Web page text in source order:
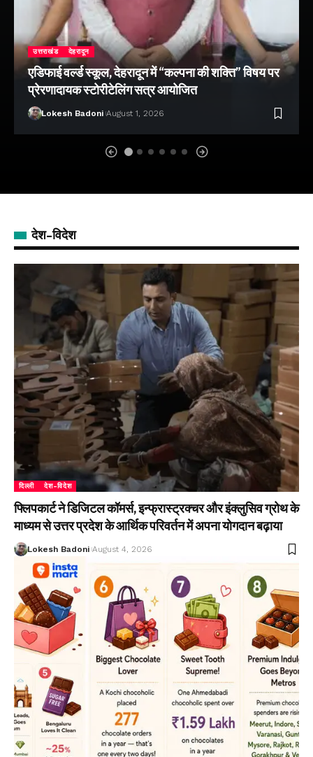
उत्तराखंड देहरादून
एडिफाई वर्ल्ड स्कूल, देहरादून में “कल्पना की शक्ति” विषय पर
प्रेरणादायक स्टोरीटेलिंग सत्र आयोजित
Lokesh Badoni August 1, 2026
देश-विदेश
दिल्ली देश-विदेश
फ्लिपकार्ट ने डिजिटल कॉमर्स, इन्फ्रास्ट्रक्चर और इंक्लुसिव ग्रोथ के
माध्यम से उत्तर प्रदेश के आर्थिक परिवर्तन में अपना योगदान बढ़ाया
Lokesh Badoni August 4, 2026